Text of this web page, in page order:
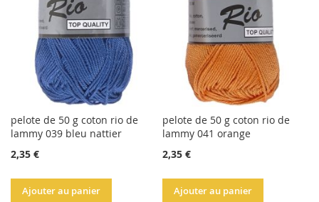
D'ACHATS
D'ACHATS
pelote de 50 g coton rio de
lammy 039 bleu nattier
2,35 €
Ajouter au panier
pelote de 50 g coton rio de
lammy 041 orange
2,35 €
Ajouter au panier